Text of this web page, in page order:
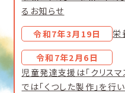
るお知らせ
令和7年3月19日
栄
令和7年2月6日
児童発達支援は「クリス
では「くつした製作」を行